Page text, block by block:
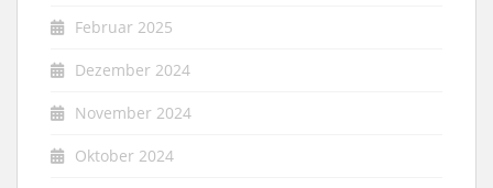
Februar 2025
Dezember 2024
November 2024
Oktober 2024